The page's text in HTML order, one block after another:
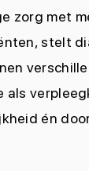
zorg met
stelt
als
én